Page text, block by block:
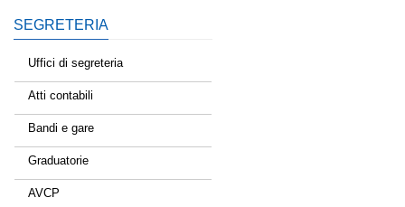
SEGRETERIA
Uffici di segreteria
Atti contabili
Bandi e gare
Graduatorie
AVCP